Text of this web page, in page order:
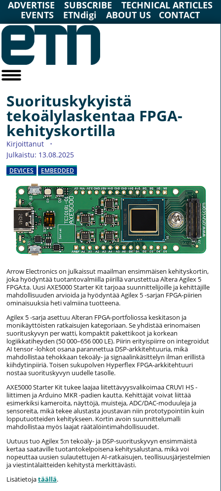
ADVERTISE SUBSCRIBE
TECHNICAL ARTICLES
EVENTS
ETNdigi ABOUT US CONTACT
Suorituskykyistä
tekoälylaskentaa FPGA-
kehityskortilla
Kirjoittanut
Julkaistu: 13.08.2025
DEVICES EMBEDDED
Arrow Electronics on julkaissut maailman ensimmäisen kehityskortin,
joka hyödyntää tuotantovalmiilla piirillä varustettua Altera Agilex 5
FPGA:ta. Uusi AXE5000 Starter Kit tarjoaa suunnittelijoille ja kehittäjille
mahdollisuuden arvioida ja hyödyntää Agilex 5 -sarjan FPGA-piirien
ominaisuuksia heti valmiina tuotteena.
Agilex 5 -sarja asettuu Alteran FPGA-portfoliossa keskitason ja
monikäyttöisten ratkaisujen kategoriaan. Se yhdistää erinomaisen
suorituskyvyn per watti, kompaktit pakettikoot ja korkean
logiikkatiheyden (50 000–656 000 LE). Piirin erityispiirre on integroidut
AI tensor -lohkot osana parannettua DSP-arkkitehtuuria, mikä
mahdollistaa tehokkaan tekoäly- ja signaalinkäsittelyn ilman erillistä
kiihdytinpiiriä. Toisen sukupolven Hyperflex FPGA-arkkitehtuuri
nostaa suorituskyvyn uudelle tasolle.
AXE5000 Starter Kit tukee laajaa liitettävyysvalikoimaa CRUVI HS -
liittimen ja Arduino MKR -padien kautta. Kehittäjät voivat liittää
esimerkiksi kameroita, näyttöjä, muisteja, ADC/DAC-moduuleja ja
sensoreita, mikä tekee alustasta joustavan niin prototypointiin kuin
lopputuotteiden kehitykseen. Kortin avoin suunnittelumalli
mahdollistaa myös laajat räätälöintimahdollisuudet.
Uutuus tuo Agilex 5:n tekoäly- ja DSP-suorituskyvyn ensimmäistä
kertaa saataville tuotantokelpoisena kehitysalustana, mikä voi
nopeuttaa uusien sulautettujen AI-ratkaisujen, teollisuusjärjestelmien
ja viestintälaitteiden kehitystä merkittävästi.
Lisätietojatäällä.